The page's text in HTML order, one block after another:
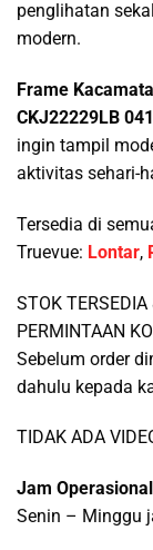
penglihatan
modern.
Frame
CKJ22229LB 041
ingin tampil
aktivitas sehari-
Tersedia di
Truevue: Lontar,
STOK
PERMINTAAN
Sebelum order
dahulu kepada
TIDAK ADA
Jam
Senin – Minggu